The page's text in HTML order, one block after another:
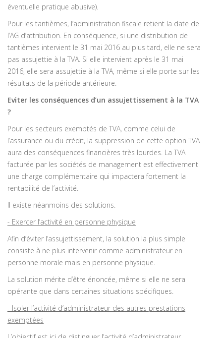
éventuelle pratique abusive).
Pour les tantièmes, l’administration fiscale retient la date de
l’AG d’attribution. En conséquence, si une distribution de
tantièmes intervient le 31 mai 2016 au plus tard, elle ne sera
pas assujettie à la TVA. Si elle intervient après le 31 mai
2016, elle sera assujettie à la TVA, même si elle porte sur les
résultats de la période antérieure.
Eviter les conséquences d’un assujettissement à la TVA
?
Pour les secteurs exemptés de TVA, comme celui de
l’assurance ou du crédit, la suppression de cette option TVA
aura des conséquences financières très lourdes. La TVA
facturée par les sociétés de management est effectivement
une charge complémentaire qui impactera fortement la
rentabilité de l’activité.
Il existe néanmoins des solutions.
- Exercer l’activité en personne physique
Afin d’éviter l’assujettissement, la solution la plus simple
consiste à ne plus intervenir comme administrateur en
personne morale mais en personne physique.
La solution mérite d’être énoncée, même si elle ne sera
opérante que dans certaines situations spécifiques.
- Isoler l’activité d’administrateur des autres prestations
exemptées